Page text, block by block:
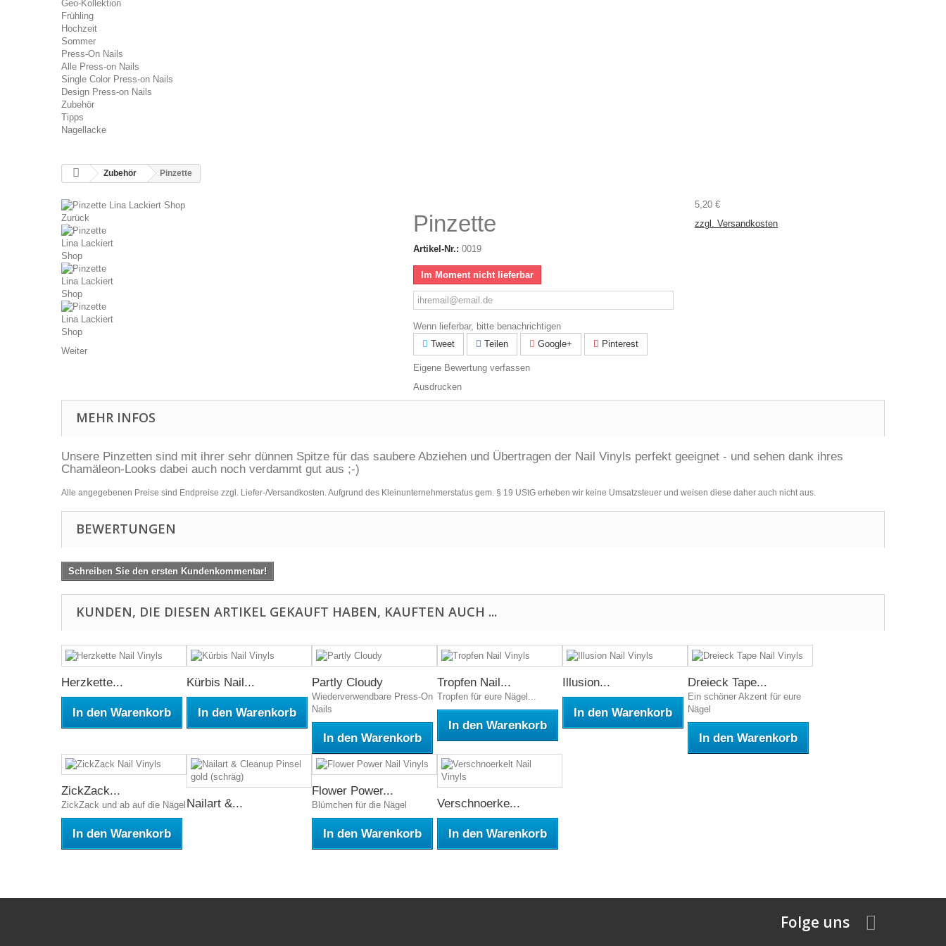
Geo-Kollektion
Frühling
Hochzeit
Sommer
Press-On Nails
Alle Press-on Nails
Single Color Press-on Nails
Design Press-on Nails
Zubehör
Tipps
Nagellacke
Zubehör Pinzette
Zurück
Weiter
Pinzette
Artikel-Nr.: 0019
Im Moment nicht lieferbar
Wenn lieferbar, bitte benachrichtigen
Tweet
Teilen Google+ Pinterest
Eigene Bewertung verfassen
Ausdrucken
5,20 €
zzgl. Versandkosten
MEHR INFOS
Unsere Pinzetten sind mit ihrer sehr dünnen Spitze für das saubere Abziehen und Übertragen der Nail Vinyls perfekt geeignet - und sehen dank ihres
Chamäleon-Looks dabei auch noch verdammt gut aus ;-)
Alle angegebenen Preise sind Endpreise zzgl. Liefer-/Versandkosten. Aufgrund des Kleinunternehmerstatus gem. § 19 UStG erheben wir keine Umsatzsteuer und weisen diese daher auch nicht aus.
BEWERTUNGEN
Schreiben Sie den ersten Kundenkommentar!
KUNDEN, DIE DIESEN ARTIKEL GEKAUFT HABEN, KAUFTEN AUCH ...
Herzkette...
In den Warenkorb
Kürbis Nail...
In den Warenkorb
Partly Cloudy
Wiederverwendbare Press-On
Nails
In den Warenkorb
Tropfen Nail...
Tropfen für eure Nägel...
In den Warenkorb
Illusion...
In den Warenkorb
Dreieck Tape...
Ein schöner Akzent für eure
Nägel
In den Warenkorb
ZickZack...
ZickZack und ab auf die Nägel
In den Warenkorb
Nailart &...
Flower Power...
Blümchen für die Nägel
In den Warenkorb
Verschnoerke...
In den Warenkorb
Folge uns